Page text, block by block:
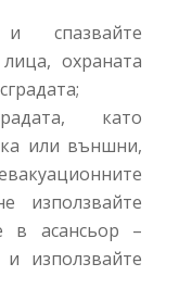
и спазвайте
охраната
като
или външни,
използвайте
в асансьор –
използвайте